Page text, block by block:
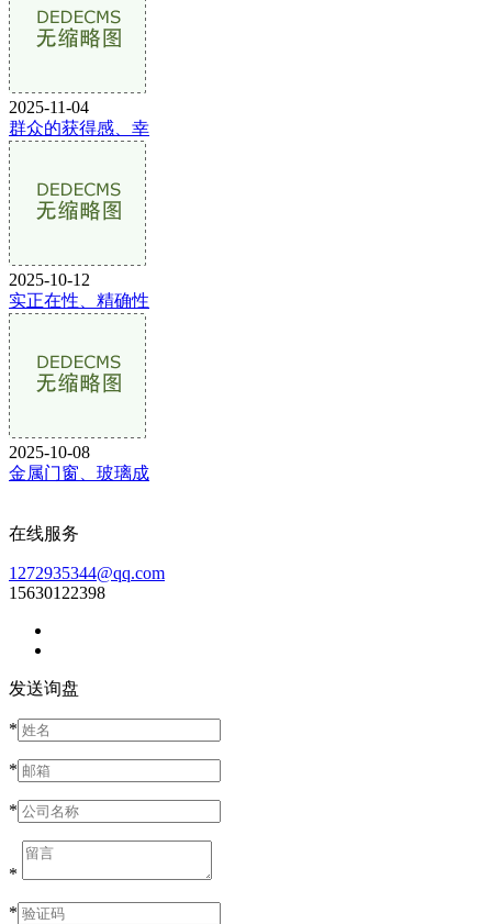
2025-11-04
群众的获得感、幸
2025-10-12
实正在性、精确性
2025-10-08
金属门窗、玻璃成
在线服务
1272935344@qq.com
15630122398
发送询盘
*
*
*
*
*